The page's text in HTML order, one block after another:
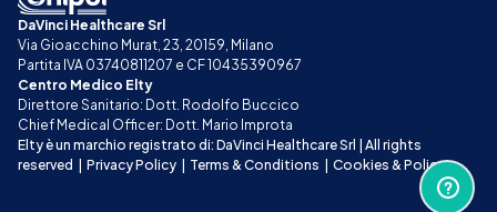
DaVinci Healthcare Srl
Via Gioacchino Murat, 23, 20159, Milano
Partita IVA 03740811207 e CF 10435390967
Centro Medico Elty
Direttore Sanitario: Dott. Rodolfo Buccico
Chief Medical Officer: Dott. Mario Improta
Elty è un marchio registrato di: DaVinci Healthcare Srl | All rights
reserved | Privacy Policy | Terms & Conditions | Cookies & Policy